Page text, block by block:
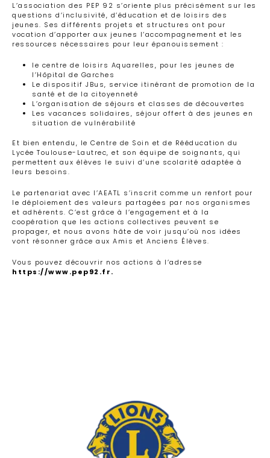
L’association des PEP 92 s’oriente plus précisément sur les
questions d’inclusivité, d’éducation et de loisirs des
jeunes. Ses différents projets et structures ont pour
vocation d’apporter aux jeunes l’accompagnement et les
ressources nécessaires pour leur épanouissement :
le centre de loisirs Aquarelles, pour les jeunes de
l’Hôpital de Garches
Le dispositif JBus, service itinérant de promotion de la
santé et de la citoyenneté
L’organisation de séjours et classes de découvertes
Les vacances solidaires, séjour offert à des jeunes en
situation de vulnérabilité
Et bien entendu, le Centre de Soin et de Rééducation du
Lycée Toulouse-Lautrec, et son équipe de soignants, qui
permettent aux élèves le suivi d’une scolarité adaptée à
leurs besoins.
Le partenariat avec l’AEATL s’inscrit comme un renfort pour
le déploiement des valeurs partagées par nos organismes
et adhérents. C’est grâce à l’engagement et à la
coopération que les actions collectives peuvent se
propager, et nous avons hâte de voir jusqu’où nos idées
vont résonner grâce aux Amis et Anciens Élèves.
Vous pouvez découvrir nos actions à l’adresse
https://www.pep92.fr.